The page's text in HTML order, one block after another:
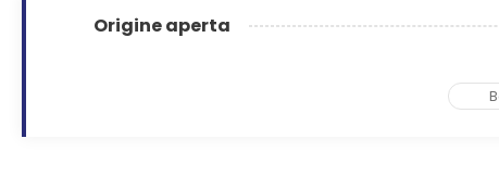
Origine aperta